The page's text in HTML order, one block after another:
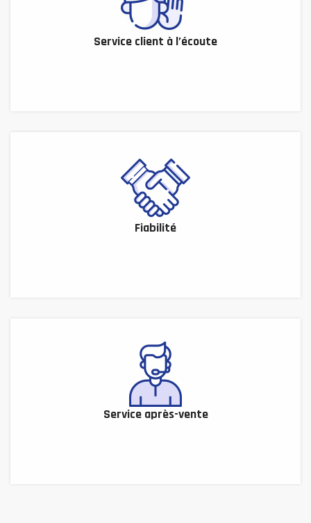
Service client à l’écoute
Fiabilité
Service après-vente